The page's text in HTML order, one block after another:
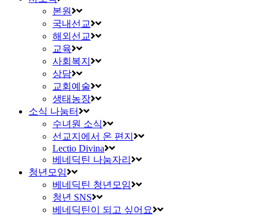
본원
국내선교
해외선교
교육
사회복지
상담
교회예술
생태농장
소식 나눔터
수녀원 소식
선교지에서 온 편지
Lectio Divina
베네딕틴 나눔자리
청년모임
베네딕틴 청년모임
청년 SNS
베네딕틴이 되고 싶어요